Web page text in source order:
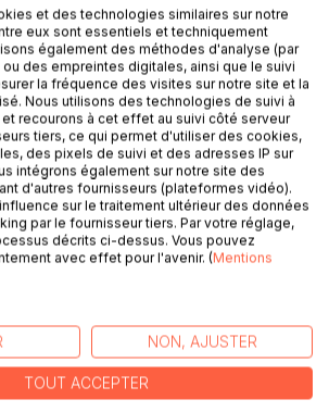
fainéant" et "Alba la chouette
Mascio vous propose trois nouvelles
différentes : "les pieds d'Adrien", qui
sauver baleineau, et "Doudou
petite fille et de son doudou qui
Celles-ci sauront amuser, attendrir
partir de trois ans, avant de les
et des technologies similaires sur notre
eux sont essentiels et techniquement
également des méthodes d'analyse (par
des empreintes digitales, ainsi que le suivi
la fréquence des visites sur notre site et la
Nous utilisons des technologies de suivi à
recourons à cet effet au suivi côté serveur
tiers, ce qui permet d'utiliser des cookies,
des pixels de suivi et des adresses IP sur
intégrons également sur notre site des
d'autres fournisseurs (plateformes vidéo).
sur le traitement ultérieur des données
par le fournisseur tiers. Par votre réglage,
décrits ci-dessus. Vous pouvez
avec effet pour l'avenir. (Mentions
NON, AJUSTER
TOUT ACCEPTER